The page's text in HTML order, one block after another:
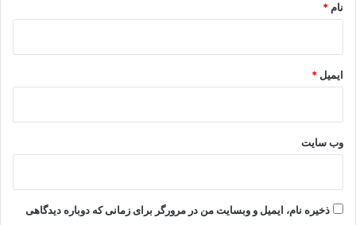
نام *
ایمیل *
وب‌ سایت
ذخیره نام، ایمیل و وبسایت من در مرورگر برای زمانی که دوباره دیدگاهی